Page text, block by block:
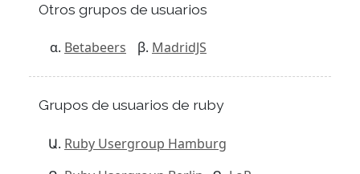
Otros grupos de usuarios
Betabeers MadridJS
Grupos de usuarios de ruby
Ruby Usergroup Hamburg